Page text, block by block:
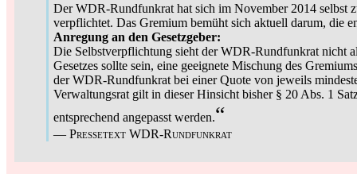
Der WDR-Rundfunkrat hat sich im November 2014 selbst
verpflichtet. Das Gremium bemüht sich aktuell darum, die
Anregung an den Gesetzgeber:
Die Selbstverpflichtung sieht der WDR-Rundfunkrat nicht
Gesetzes sollte sein, eine geeignete Mischung des
der WDR-Rundfunkrat bei einer Quote von jeweils
Verwaltungsrat gilt in dieser Hinsicht bisher § 20 Abs. 1
entsprechend angepasst werden.“
— Pressetext WDR-Rundfunkrat